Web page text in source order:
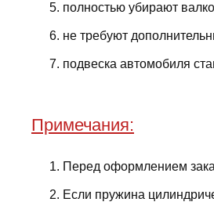
полностью убирают
не требуют
подвеска автомобиля
Примечания:
Перед оформлением
Если пружина